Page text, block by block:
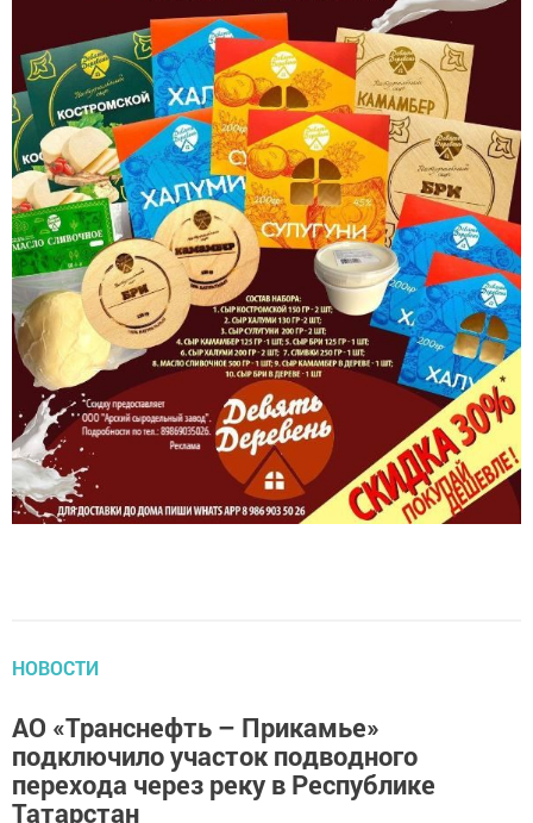
НОВОСТИ
АО «Транснефть – Прикамье»
подключило участок подводного
перехода через реку в Республике
Татарстан